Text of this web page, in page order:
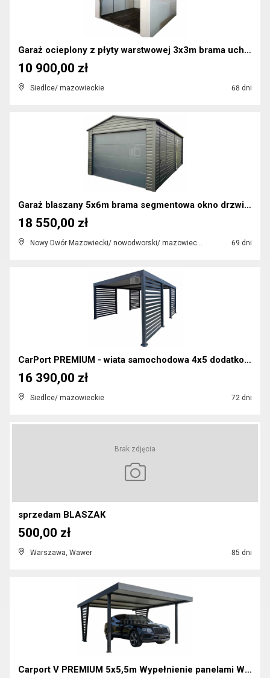
Garaż ocieplony z płyty warstwowej 3x3m brama uchy...
Siedlce/ mazowieckie 68 dni
10 900,00 zł
Garaż blaszany 5x6m brama segmentowa okno drzwi da...
Nowy Dwór Mazowiecki/ nowodworski/ mazowieckie 69 dni
18 550,00 zł
CarPort PREMIUM - wiata samochodowa 4x5 dodatkowa...
Siedlce/ mazowieckie 72 dni
16 390,00 zł
Brak zdjęcia
sprzedam BLASZAK
Warszawa, Wawer 85 dni
500,00 zł
Carport V PREMIUM 5x5,5m Wypełnienie panelami Wiat...